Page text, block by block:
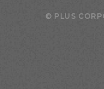
© PLUS